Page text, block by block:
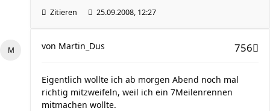
Zitieren 25.09.2008, 12:27
756
von Martin_Dus
Eigentlich wollte ich ab morgen Abend noch mal
richtig mitzweifeln, weil ich ein 7Meilenrennen
mitmachen wollte.